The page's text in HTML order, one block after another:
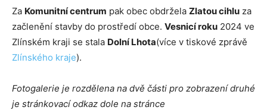
Za Komunitní centrum pak obec obdržela Zlatou cihlu za
začlenění stavby do prostředí obce. Vesnicí roku 2024 ve
Zlínském kraji se stala Dolní Lhota(více v tiskové zprávě
Zlínského kraje).
Fotogalerie je rozdělena na dvě části pro zobrazení druhé
je stránkovací odkaz dole na stránce